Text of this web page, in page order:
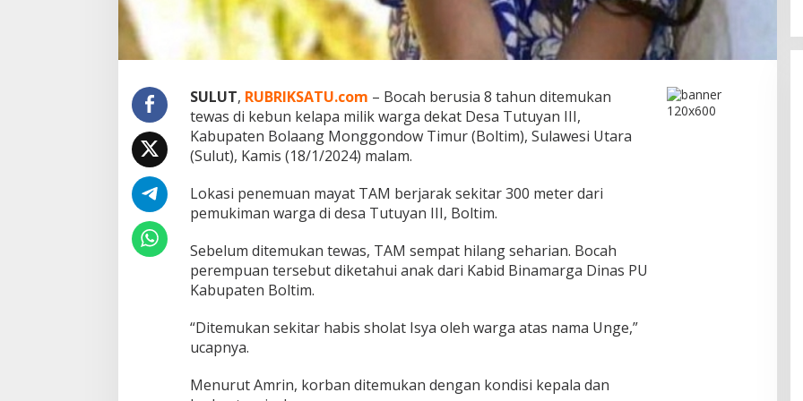
P
e
l
A
d
a
l
a
T
a
t
n
y
S
i
SULUT, RUBRIKSATU.com – Bocah berusia 8 tahun ditemukan
tewas di kebun kelapa milik warga dekat Desa Tutuyan III,
Kabupaten Bolaang Monggondow Timur (Boltim), Sulawesi Utara
(Sulut), Kamis (18/1/2024) malam.
Lokasi penemuan mayat TAM berjarak sekitar 300 meter dari
pemukiman warga di desa Tutuyan III, Boltim.
Sebelum ditemukan tewas, TAM sempat hilang seharian. Bocah
perempuan tersebut diketahui anak dari Kabid Binamarga Dinas PU
Kabupaten Boltim.
“Ditemukan sekitar habis sholat Isya oleh warga atas nama Unge,”
ucapnya.
Menurut Amrin, korban ditemukan dengan kondisi kepala dan